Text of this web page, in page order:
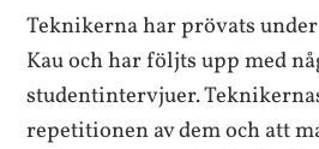
Teknikerna har prövats
Kau och har följts upp med
studentintervjuer.
repetitionen av dem och att